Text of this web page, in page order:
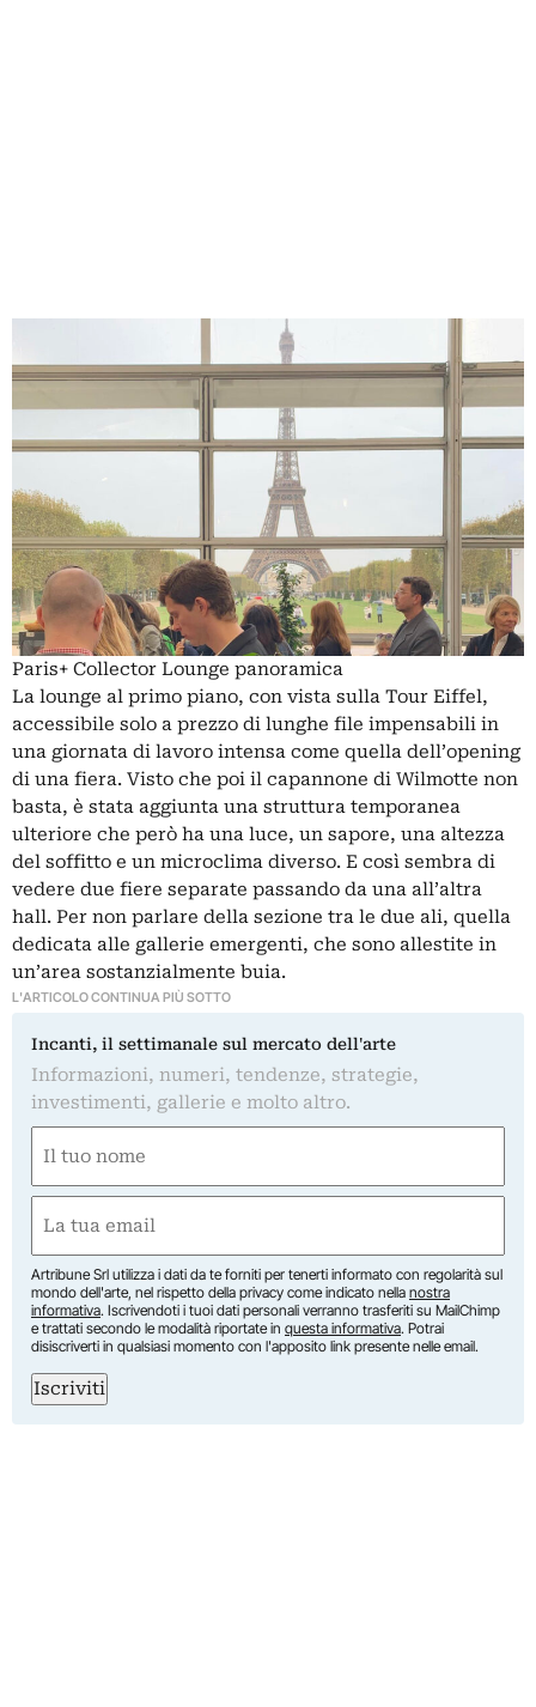
Paris+ Collector Lounge panoramica
La lounge al primo piano, con vista sulla Tour Eiffel,
accessibile solo a prezzo di lunghe file impensabili in
una giornata di lavoro intensa come quella dell’opening
di una fiera. Visto che poi il capannone di Wilmotte non
basta, è stata aggiunta una struttura temporanea
ulteriore che però ha una luce, un sapore, una altezza
del soffitto e un microclima diverso. E così sembra di
vedere due fiere separate passando da una all’altra
hall. Per non parlare della sezione tra le due ali, quella
dedicata alle gallerie emergenti, che sono allestite in
un’area sostanzialmente buia.
L'ARTICOLO CONTINUA PIÙ SOTTO
Incanti, il settimanale sul mercato dell'arte
Informazioni, numeri, tendenze, strategie,
investimenti, gallerie e molto altro.
(Required)
First
(Required)
Artribune Srl utilizza i dati da te forniti per tenerti informato con regolarità sul
mondo dell'arte, nel rispetto della privacy come indicato nella nostra
informativa. Iscrivendoti i tuoi dati personali verranno trasferiti su MailChimp
e trattati secondo le modalità riportate in questa informativa. Potrai
disiscriverti in qualsiasi momento con l'apposito link presente nelle email.
Iscriviti